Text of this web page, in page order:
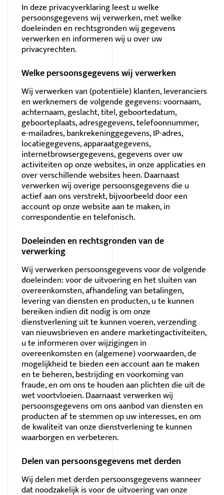
In deze privacyverklaring leest u welke
persoonsgegevens wij verwerken, met welke
doeleinden en rechtsgronden wij gegevens
verwerken en informeren wij u over uw
privacyrechten.
Welke persoonsgegevens wij verwerken
Wij verwerken van (potentiële) klanten, leveranciers
en werknemers de volgende gegevens: voornaam,
achternaam, geslacht, titel, geboortedatum,
geboorteplaats, adresgegevens, telefoonnummer,
e-mailadres, bankrekeninggegevens,IP-adres,
locatiegegevens, apparaatgegevens,
internetbrowsergegevens, gegevens over uw
activiteiten op onze websites, in onze applicaties en
over verschillende websites heen. Daarnaast
verwerken wij overige persoonsgegevens die u
actief aan ons verstrekt, bijvoorbeeld door een
account op onze website aan te maken, in
correspondentie en telefonisch.
Doeleinden en rechtsgronden van de
verwerking
Wij verwerken persoonsgegevens voor de volgende
doeleinden: voor de uitvoering en het sluiten van
overeenkomsten, afhandeling van betalingen,
levering van diensten en producten, u te kunnen
bereiken indien dit nodig is om onze
dienstverlening uit te kunnen voeren, verzending
van nieuwsbrieven en andere marketingactiviteiten,
u te informeren over wijzigingen in
overeenkomsten en (algemene) voorwaarden, de
mogelijkheid te bieden een account aan te maken
en te beheren, bestrijding en voorkoming van
fraude, en om ons te houden aan plichten die uit de
wet voortvloeien. Daarnaast verwerken wij
persoonsgegevens om ons aanbod van diensten en
producten af te stemmen op uw interesses, en om
de kwaliteit van onze dienstverlening te kunnen
waarborgen en verbeteren.
Delen van persoonsgegevens met derden
Wij delen met derden persoonsgegevens wanneer
dat noodzakelijk is voor de uitvoering van onze